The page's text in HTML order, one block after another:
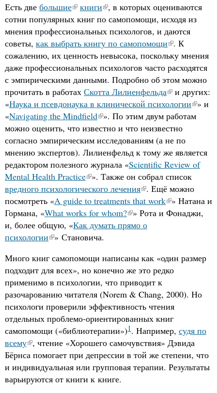
Есть две большие книги , в которых оцениваются
сотни популярных книг по самопомощи, исходя из
мнения профессиональных психологов, и даются
советы, как выбрать книгу по самопомощи . К
сожалению, их ценность невысока, поскольку мнения
даже профессиональных психологов часто расходятся
с эмпирическими данными. Подробно об этом можно
прочитать в работах Скотта Лилиенфельда
и других:
«Наука и псевдонаука в клинической психологии » и
«Navigating the Mindfield ». По этим двум работам
можно оценить, что известно и что неизвестно
согласно эмпирическим исследованиям (а не по
мнению экспертов). Лилиенфельд к тому же является
редактором полезного журнала «Scientific Review of
Mental Health Practice ». Также он собрал список
вредного психологического лечения . Ещё можно
посмотреть «A guide to treatments that work » Натана и
Гормана, «What works for whom? » Рота и Фонаджи,
и, более общую, «Как думать прямо о
психологии » Становича.
Много книг самопомощи написаны как «один размер
подходит для всех», но конечно же это редко
применимо в психологии, что приводит к
разочарованию читателя (Norem & Chang, 2000). Но
психологи проверили эффективность чтения
отдельных проблемо-ориентированных книг
самопомощи («библиотерапии»)1. Например, судя по
всему , чтение «Хорошего самочувствия» Дэвида
Бёрнса помогает при депрессии в той же степени, что
и индивидуальная или групповая терапии. Результаты
варьируются от книги к книге.